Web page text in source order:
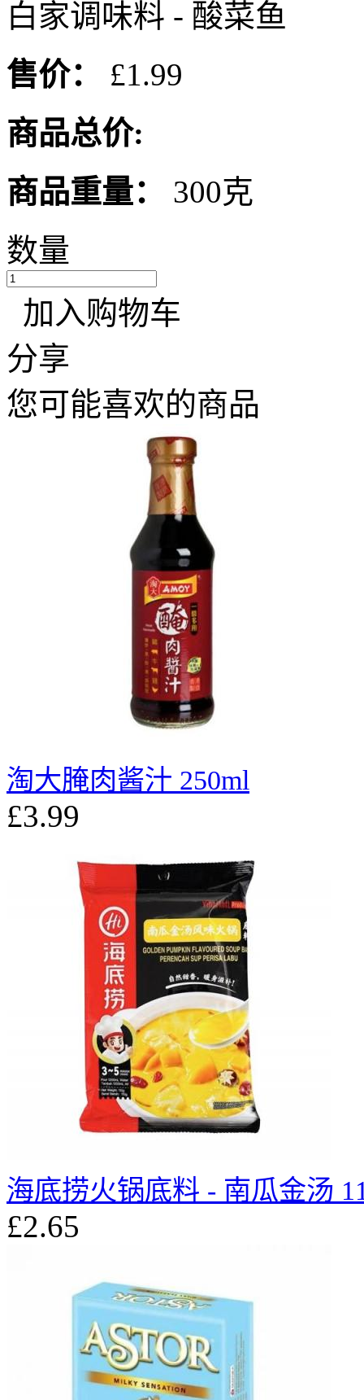
白家调味料 - 酸菜鱼
售价：
£1.99
商品总价:
商品重量：
300克
数量
加入购物车
分享
您可能喜欢的商品
淘大腌肉酱汁 250ml
£3.99
海底捞火锅底料 - 南瓜金汤
£2.65